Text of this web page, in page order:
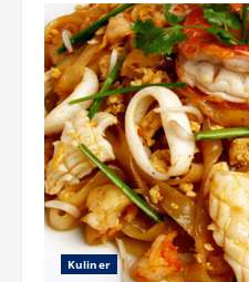
Bana!
5
Tempat
Makan
Nasi
Kapau
Paling
Nikmat,
Bumbu
dan
Rempahnya
Nampol
Kuliner